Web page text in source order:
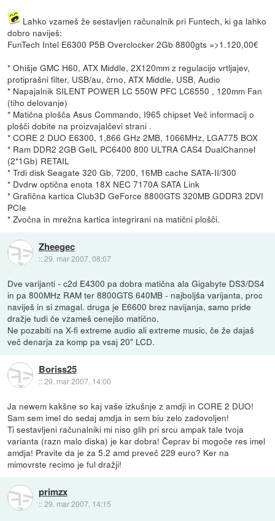
Lahko vzameš že sestavljen računalnik pri Funtech, ki ga lahko
dobro naviješ:
FunTech Intel E6300 P5B Overclocker 2Gb 8800gts =>1.120,00€
* Ohišje GMC H60, ATX Middle, 2X120mm z regulacijo vrtljajev,
protiprašni filter, USB/au, črno, ATX Middle, USB, Audio
* Napajalnik SILENT POWER LC 550W PFC LC6550 , 120mm Fan
(tiho delovanje)
* Matična plošča Asus Commando, I965 chipset Več informacij o
plošči dobite na proizvajalčevi strani .
* CORE 2 DUO E6300, 1,866 GHz 2MB, 1066MHz, LGA775 BOX
* Ram DDR2 2GB GeIL PC6400 800 ULTRA CAS4 DualChannel
(2*1Gb) RETAIL
* Trdi disk Seagate 320 Gb, 7200, 16MB cache SATA-II/300
* Dvdrw optična enota 18X NEC 7170A SATA Link
* Grafična kartica Club3D GeForce 8800GTS 320MB GDDR3 2DVI
PCIe
* Zvočna in mrežna kartica integrirani na matični plošči.
Zheegec
::29. mar 2007, 08:07
Dve varijanti - c2d E4300 pa dobra matična ala Gigabyte DS3/DS4
in pa 800MHz RAM ter 8800GTS 640MB - najboljša varijanta, proc
naviješ in si zmagal. druga je E6600 brez navijanja, samo pride
dražje tudi če vzameš cenejšo matično.
Ne pozabiti na X-fi extreme audio ali extreme music, če že dajaš
več denarja za komp pa vsaj 20" LCD.
Boriss25
::29. mar 2007, 14:00
Ja newem kakšne so kaj vaše izkušnje z amdji in CORE 2 DUO!
Sam sem imel do sedaj amdja in sem biu zelo zadovoljen!
Ti sestavljeni računalniki mi niso glih pri srcu ampak tale tvoja
varianta (razn malo diska) je kar dobra! Čeprav bi mogoče res imel
amdja! Pravite da je za 5.2 amd preveč 229 euro? Ker na
mimovrste recimo je ful dražji!
primzx
::29. mar 2007, 14:15